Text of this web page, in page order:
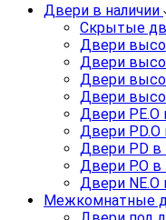
Двери в наличии
Скрытые
Двери
Двери
Двери
Двери
Двери PE.O
Двери PD.O
Двери PD в
Двери P.O в
Двери NE.O
Межкомнатные